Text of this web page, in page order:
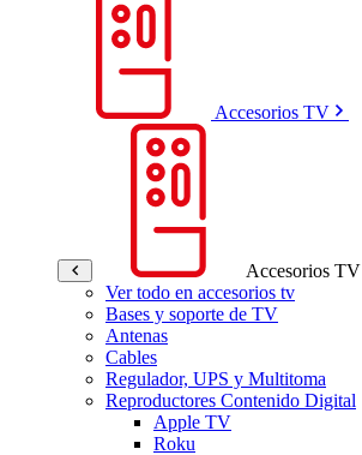
Accesorios TV
Accesorios TV
Ver todo en accesorios tv
Bases y soporte de TV
Antenas
Cables
Regulador, UPS y Multitoma
Reproductores Contenido Digital
Apple TV
Roku